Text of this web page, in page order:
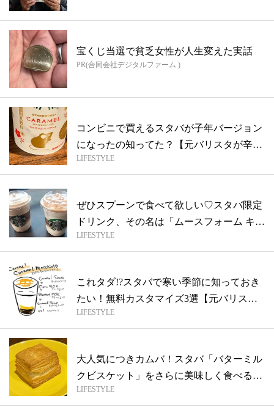
宝くじ当選で貧乏女性が人生変えた実話
PR(合同会社デジタルファーム )
コンビニで買えるスタバが子年バージョン
になったの知ってた？【元バリスタが辛口
で本...
LIFESTYLE
ぜひスプーンで食べて欲しい♡スタバ限定
ドリンク、その名は「ムースフォーム キャ
ラ...
LIFESTYLE
これタダ!?スタバで寒い季節に知っておき
たい！無料カスタマイズ3選【元バリスタ
が...
LIFESTYLE
大人気につきカムバ！スタバ「バターミル
クビスケット」をさらに美味しく食べる裏
技【...
LIFESTYLE